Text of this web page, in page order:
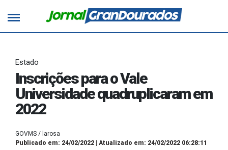
Estado
Inscrições para o Vale
Universidade quadruplicaram em
2022
GOVMS / larosa
Publicado em: 24/02/2022 | Atualizado em: 24/02/2022 06:28:11